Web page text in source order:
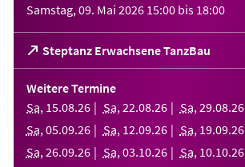
Samstag, 09. Mai 2026 15:00 bis 18:00
Steptanz Erwachsene TanzBau
(Öffnet
in
einem
neuen
Tab)
Weitere Termine
Sa, 15.08.26 Sa, 22.08.26 Sa, 29.08.26
Sa, 05.09.26 Sa, 12.09.26 Sa, 19.09.26
Sa, 26.09.26 Sa, 03.10.26 Sa, 10.10.26